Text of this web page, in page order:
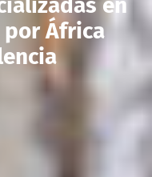
en
África